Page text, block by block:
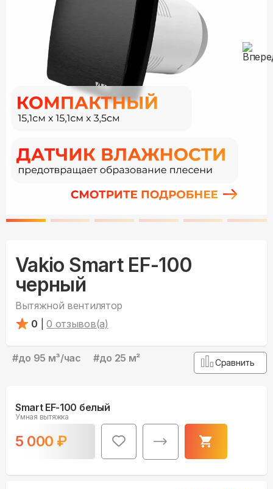
Vakio Smart EF-100
черный
Вытяжной вентилятор
0
0 отзывов(а)
#до 95 м³/час #до 25 м² Сравнить
Smart EF-100 белый
Умная вытяжка
5 000 ₽